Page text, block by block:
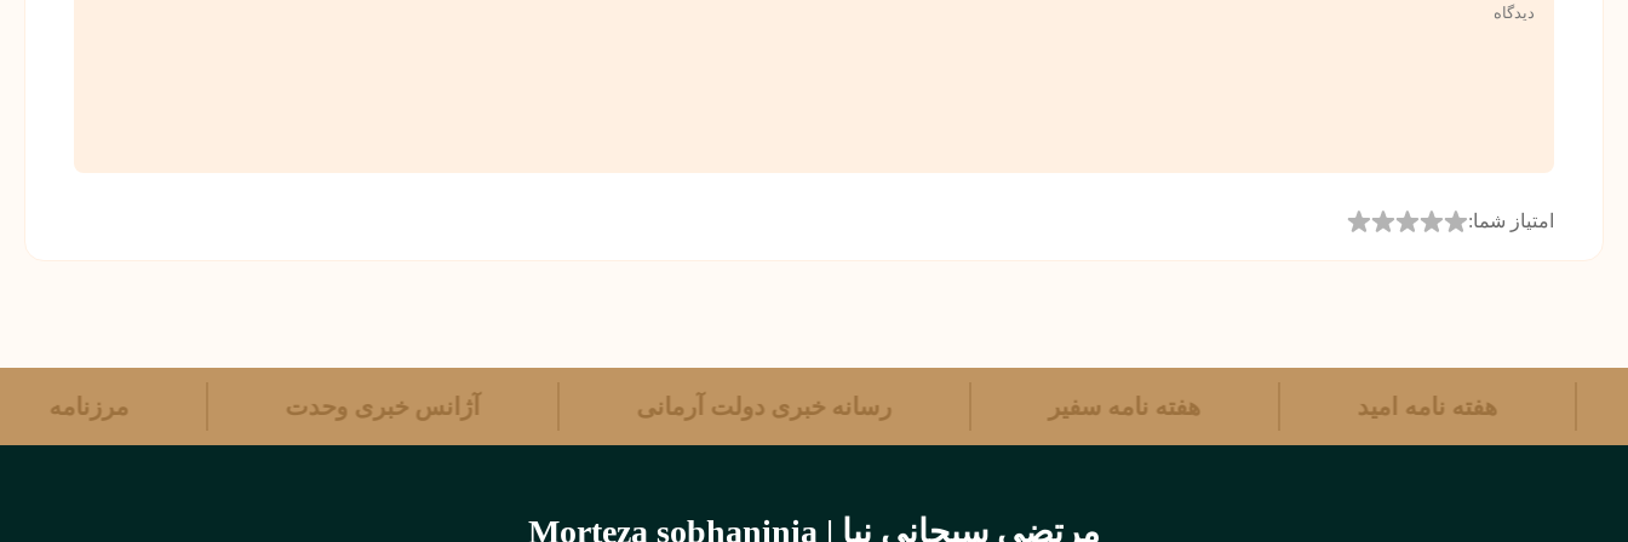
امتیاز شما:
مرزنامه آژانس خبری وحدت رسانه خبری دولت آرمانی هفته نامه سفیر هفته نامه امید
مرتضی سبحانی نیا | Morteza sobhaninia